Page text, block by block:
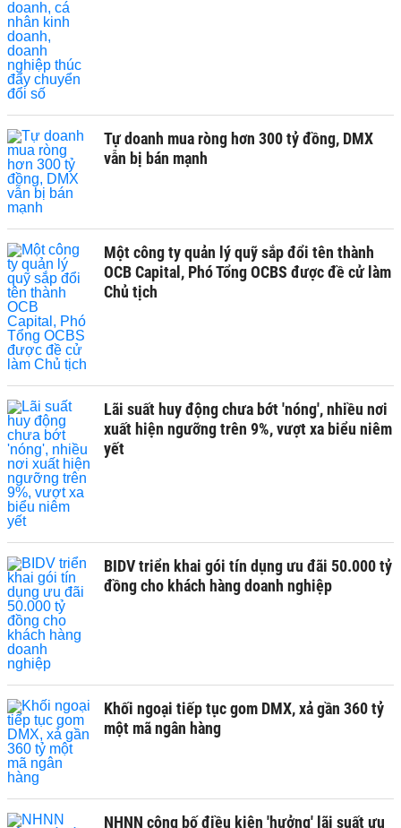
Tự doanh mua ròng hơn 300 tỷ đồng, DMX
vẫn bị bán mạnh
Một công ty quản lý quỹ sắp đổi tên thành
OCB Capital, Phó Tổng OCBS được đề cử làm
Chủ tịch
Lãi suất huy động chưa bớt 'nóng', nhiều nơi
xuất hiện ngưỡng trên 9%, vượt xa biểu niêm
yết
BIDV triển khai gói tín dụng ưu đãi 50.000 tỷ
đồng cho khách hàng doanh nghiệp
Khối ngoại tiếp tục gom DMX, xả gần 360 tỷ
một mã ngân hàng
NHNN công bố điều kiện 'hưởng' lãi suất ưu